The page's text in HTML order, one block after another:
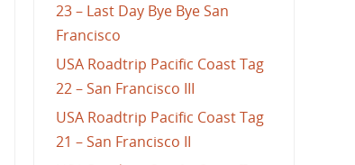
23 – Last Day Bye Bye San
Francisco
USA Roadtrip Pacific Coast Tag
22 – San Francisco III
USA Roadtrip Pacific Coast Tag
21 – San Francisco II